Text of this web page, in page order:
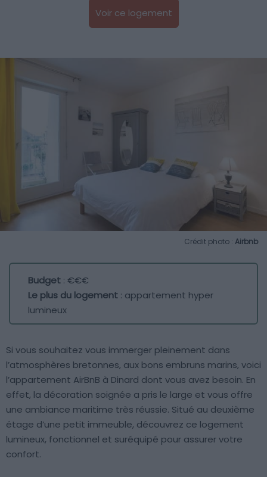
Voir ce logement
Crédit photo : Airbnb
Budget : €€€
Le plus du logement : appartement hyper
lumineux
Si vous souhaitez vous immerger pleinement dans
l’atmosphères bretonnes, aux bons embruns marins, voici
l’appartement AirBnB à Dinard dont vous avez besoin. En
effet, la décoration soignée a pris le large et vous offre
une ambiance maritime très réussie. Situé au deuxième
étage d’une petit immeuble, découvrez ce logement
lumineux, fonctionnel et suréquipé pour assurer votre
confort.